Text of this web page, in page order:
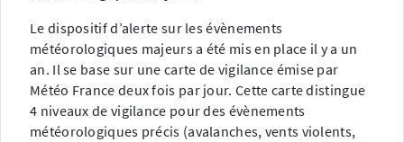
Le dispositif d’alerte sur les évènements
météorologiques majeurs a été mis en place il y a un
an. Il se base sur une carte de vigilance émise par
Météo France deux fois par jour. Cette carte distingue
4 niveaux de vigilance pour des évènements
météorologiques précis (avalanches, vents violents,